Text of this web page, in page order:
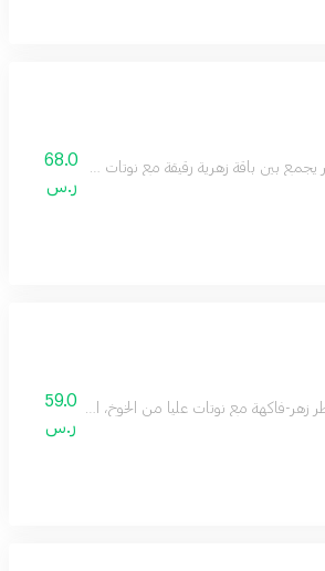
يجمع بين باقة زهرية رقيقة مع نوتات مسكية ناعمة: تبدأ
68.0
ر.س
زهر-فاكهة مع نوتات عليا من الخوخ، التوت الأسود،
59.0
ر.س